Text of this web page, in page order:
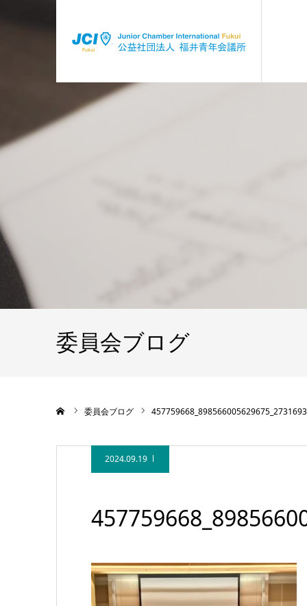
委員会ブログ
委員会ブログ
2024.09.19